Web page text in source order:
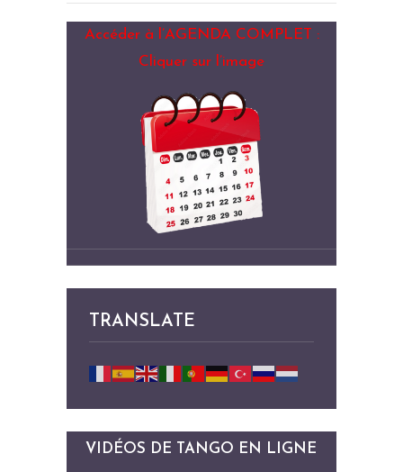
Accéder à l’AGENDA COMPLET :
Cliquer sur l’image
TRANSLATE
VIDÉOS DE TANGO EN LIGNE